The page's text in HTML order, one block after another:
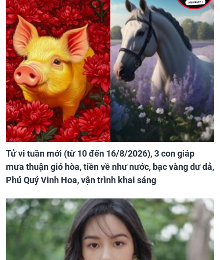
Tử vi tuần mới (từ 10 đến 16/8/2026), 3 con giáp
mưa thuận gió hòa, tiền về như nước, bạc vàng dư dả,
Phú Quý Vinh Hoa, vận trình khai sáng